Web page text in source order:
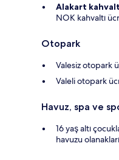
Alakart
NOK kahvaltı
Otopark
Valesiz otopark
Valeli otopark
Havuz, spa ve
16 yaş altı
havuzu